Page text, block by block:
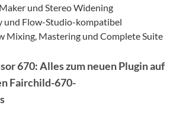
und Stereo Widening
und Flow-Studio-kompatibel
Mixing, Mastering und Complete Suite
670: Alles zum neuen Plugin auf
Fairchild-670-